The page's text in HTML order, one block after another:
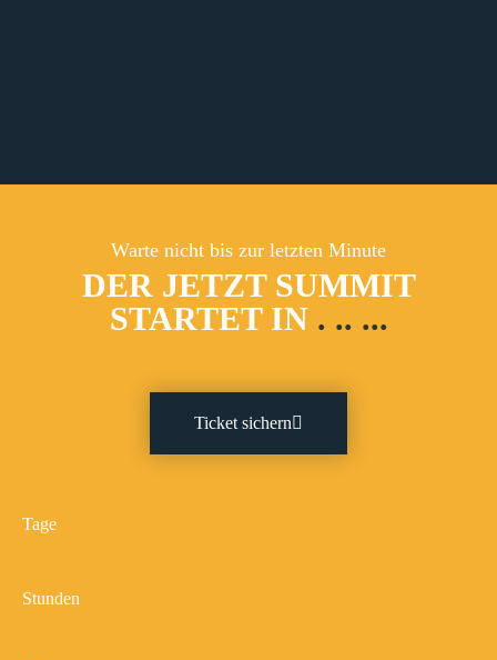
Warte nicht bis zur letzten Minute
DER JETZT SUMMIT
STARTET IN . .. ...
Ticket sichern
Tage
Stunden